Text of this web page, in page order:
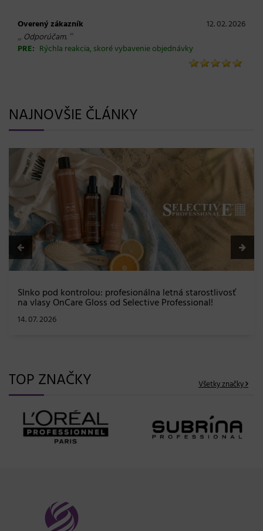
Overený zákazník 12. 02. 2026
„ Odporúčam. “
PRE: Rýchla reakcia, skoré vybavenie objednávky
NAJNOVŠIE ČLÁNKY
BLONDME prichádza s novou érou blond: lesk, glow
efekt a maximálna starostlivosť bez kompromisov
08. 06. 2026
TOP ZNAČKY Všetky značky